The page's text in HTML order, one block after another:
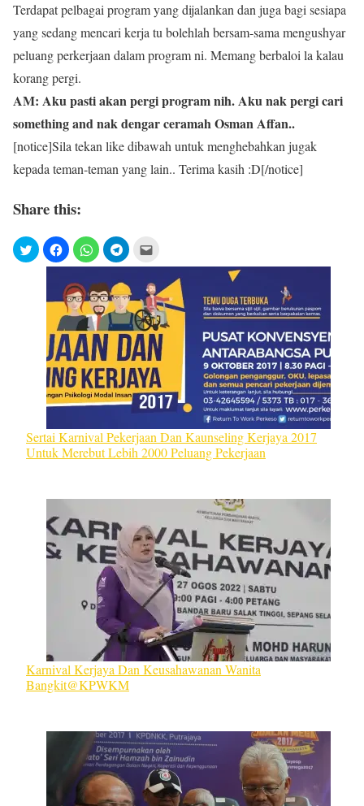
Terdapat pelbagai program yang dijalankan dan juga bagi sesiapa
yang sedang mencari kerja tu bolehlah bersam-sama mengushyar
peluang perkerjaan dalam program ni. Memang berbaloi la kalau
korang pergi.
AM: Aku pasti akan pergi program nih. Aku nak pergi cari
something and nak dengar ceramah Osman Affan..
[notice]Sila tekan like dibawah untuk menghebahkan jugak
kepada teman-teman yang lain.. Terima kasih :D[/notice]
Share this:
Sertai Karnival Pekerjaan Dan Kaunseling Kerjaya 2017
Untuk Merebut Lebih 2000 Peluang Pekerjaan
Karnival Kerjaya Dan Keusahawanan Wanita
Bangkit@KPWKM